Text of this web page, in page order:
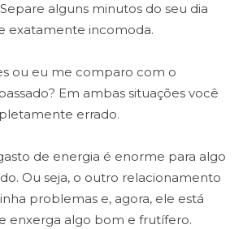
alguns minutos do seu dia
exatamente incomoda.
ou eu me comparo com o
Em ambas situações você
errado.
de energia é enorme para algo
Ou seja, o outro relacionamento
problemas e, agora, ele está
enxerga algo bom e frutífero.